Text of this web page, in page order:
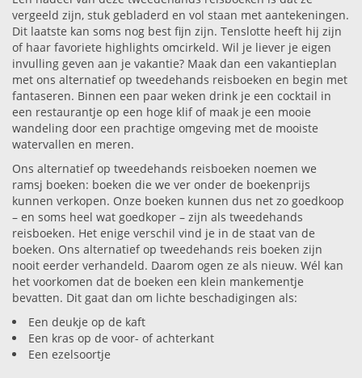
vergeeld zijn, stuk gebladerd en vol staan met aantekeningen.
Dit laatste kan soms nog best fijn zijn. Tenslotte heeft hij zijn
of haar favoriete highlights omcirkeld. Wil je liever je eigen
invulling geven aan je vakantie? Maak dan een vakantieplan
met ons alternatief op tweedehands reisboeken en begin met
fantaseren. Binnen een paar weken drink je een cocktail in
een restaurantje op een hoge klif of maak je een mooie
wandeling door een prachtige omgeving met de mooiste
watervallen en meren.
Ons alternatief op tweedehands reisboeken noemen we
ramsj boeken: boeken die we ver onder de boekenprijs
kunnen verkopen. Onze boeken kunnen dus net zo goedkoop
– en soms heel wat goedkoper – zijn als tweedehands
reisboeken. Het enige verschil vind je in de staat van de
boeken. Ons alternatief op tweedehands reis boeken zijn
nooit eerder verhandeld. Daarom ogen ze als nieuw. Wél kan
het voorkomen dat de boeken een klein mankementje
bevatten. Dit gaat dan om lichte beschadigingen als:
Een deukje op de kaft
Een kras op de voor- of achterkant
Een ezelsoortje